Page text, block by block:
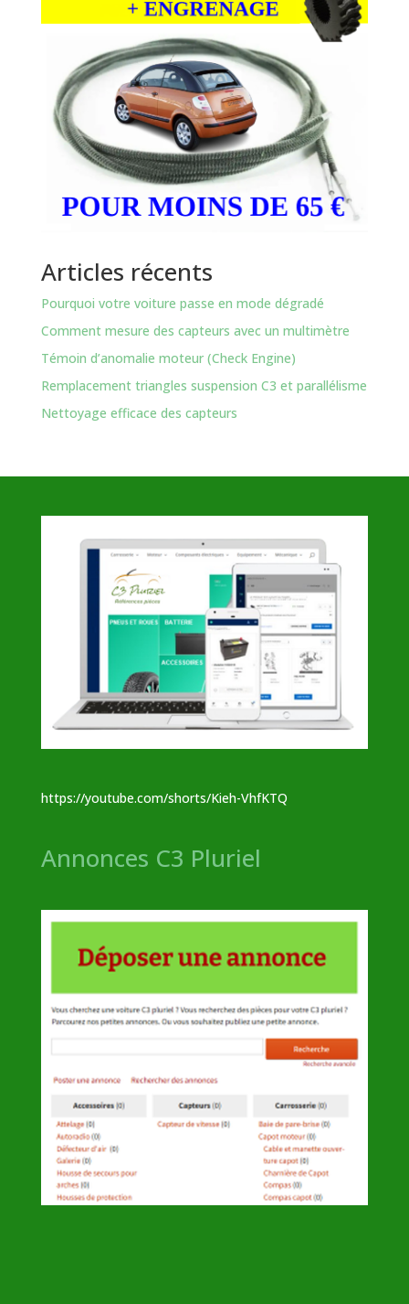
Articles récents
Pourquoi votre voiture passe en mode dégradé
Comment mesure des capteurs avec un multimètre
Témoin d’anomalie moteur (Check Engine)
Remplacement triangles suspension C3 et parallélisme
Nettoyage efficace des capteurs
https://youtube.com/shorts/Kieh-VhfKTQ
Annonces C3 Pluriel